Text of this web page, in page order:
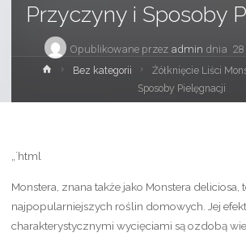
Przyczyny i Sposoby
Opublikowane przez admin dnia
StronaBez kategorii
Żółknięcie Liści
Sposoby Pielęgnacji
„`html
Monstera, znana także jako Monstera deliciosa,
najpopularniejszych roślin domowych. Jej
charakterystycznymi wycięciami są ozdobą